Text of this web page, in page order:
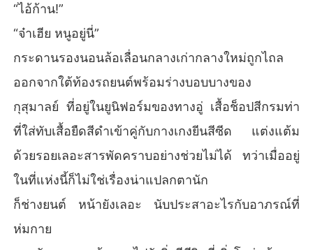
“ไอ้ก้าน!”
“จ๋าเฮีย หนูอยู่นี่”
กระดานรองนอนล้อเลื่อนกลางเก่ากลางใหม่ถูกไถล
ออกจากใต้ท้องรถยนต์พร้อมร่างบอบบางของ
กุสุมาลย์ ที่อยู่ในยูนิฟอร์มของทางอู่ เสื้อช็อปสีกรมท่า
ที่ใส่ทับเสื้อยืดสีดำเข้าคู่กับกางเกงยีนสีซีด แต่งแต้ม
ด้วยรอยเลอะสารพัดคราบอย่างช่วยไม่ได้ ทว่าเมื่ออยู่
ในที่แห่งนี้ก็ไม่ใช่เรื่องน่าแปลกตานัก
ก็ช่างยนต์ หน้ายังเลอะ นับประสาอะไรกับอาภรณ์ที่
ห่มกาย